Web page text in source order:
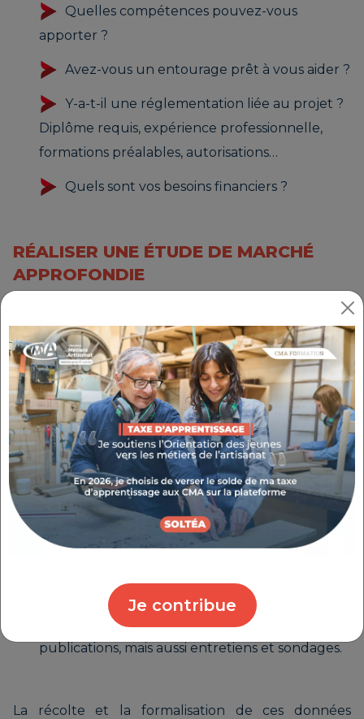
Je contribue
Quelles compétences pouvez-vous
apporter ?
Avez-vous un entourage prêt à vous aider ?
Y-a-t-il une réglementation liée au projet ?
Diplôme requis, expérience professionnelle,
formations préalables, autorisations…
Quels sont vos besoins financiers ?
RÉALISER UNE ÉTUDE DE MARCHÉ
APPROFONDIE
Après avoir mûri votre projet et vérifié qu'il soit
cohérent avec vos situations personnelles et
professionnelles vient la phase de test et de
validation.
L'étude de marché permet de prendre des
décisions éclairées.
Elle comprend :
L'analyse de la concurrence et des
tendances du marché
L'identification de la clientèle cible et de ses
La collecte de données statistiques, à partir
de différentes sources : rapports de recherches,
publications, mais aussi entretiens et sondages.
La récolte et la formalisation de ces données